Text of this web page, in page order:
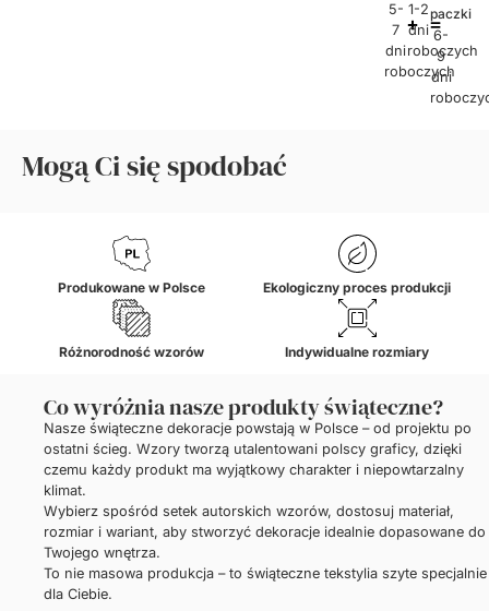
5-
7
dni
roboczych
1-2
dni
roboczych
paczki
6-
9
dni
Mogą Ci się spodobać
Produkowane w Polsce Ekologiczny proces produkcji
Różnorodność wzorów Indywidualne rozmiary
Co wyróżnia nasze produkty świąteczne?
Nasze świąteczne dekoracje powstają w Polsce – od projektu po
ostatni ścieg. Wzory tworzą utalentowani polscy graficy, dzięki
czemu każdy produkt ma wyjątkowy charakter i niepowtarzalny
klimat.
Wybierz spośród setek autorskich wzorów, dostosuj materiał,
rozmiar i wariant, aby stworzyć dekoracje idealnie dopasowane do
Twojego wnętrza.
To nie masowa produkcja – to świąteczne tekstylia szyte specjalnie
dla Ciebie.